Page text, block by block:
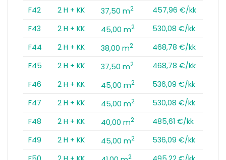
F42
2 H + KK 37,50 m2
457,96 €/kk
F43
2 H + KK 45,00 m2
530,08 €/kk
F44
2 H + KK 38,00 m2
468,78 €/kk
F45
2 H + KK 37,50 m2
468,78 €/kk
F46
2 H + KK 45,00 m2
536,09 €/kk
F47
2 H + KK 45,00 m2
530,08 €/kk
F48
2 H + KK 40,00 m2
485,61 €/kk
F49
2 H + KK 45,00 m2
536,09 €/kk
2